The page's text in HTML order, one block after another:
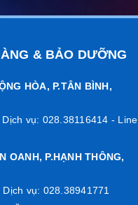
& BẢO DƯỠNG
HÒA, P.TÂN BÌNH,
vụ: 028.38116414 - Line
OANH, P.HẠNH THÔNG,
vụ: 028.38941771